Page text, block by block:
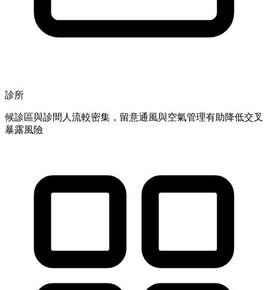
診所
候診區與診間人流較密集，留意通風與空氣管理有助降低交叉
暴露風險